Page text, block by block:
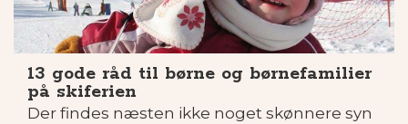
13 gode råd til børne og børnefamilier
på skiferien
Der findes næsten ikke noget skønnere syn